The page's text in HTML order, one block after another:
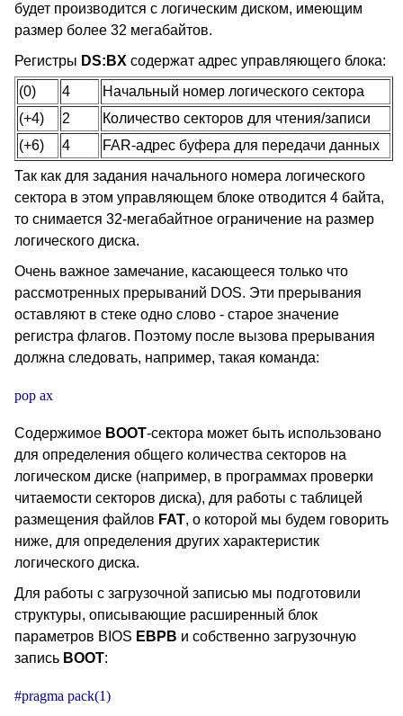
будет производится с логическим диском, имеющим
размер более 32 мегабайтов.
Регистры DS:BX содержат адрес управляющего блока:
(0)
4
Начальный номер логического сектора
(+4)
2
Количество секторов для чтения/записи
(+6)
4
FAR-адрес буфера для передачи данных
Так как для задания начального номера логического
сектора в этом управляющем блоке отводится 4 байта,
то снимается 32-мегабайтное ограничение на размер
логического диска.
Очень важное замечание, касающееся только что
рассмотренных прерываний DOS. Эти прерывания
оставляют в стеке одно слово - старое значение
регистра флагов. Поэтому после вызова прерывания
должна следовать, например, такая команда:
pop ax
Содержимое BOOT-сектора может быть использовано
для определения общего количества секторов на
логическом диске (например, в программах проверки
читаемости секторов диска), для работы с таблицей
размещения файлов FAT, о которой мы будем говорить
ниже, для определения других характеристик
логического диска.
Для работы с загрузочной записью мы подготовили
структуры, описывающие расширенный блок
параметров BIOS EBPB и собственно загрузочную
запись BOOT:
#pragma pack(1)